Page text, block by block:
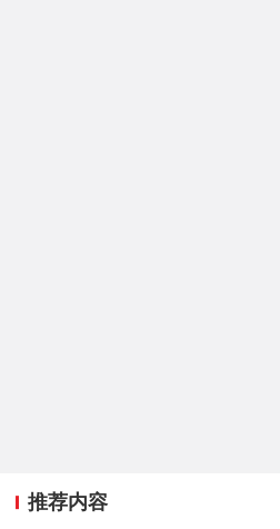
推荐内容